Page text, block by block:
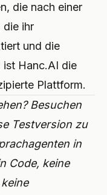
die nach einer
die ihr
und die
ist Hanc.AI die
Plattform.
Besuchen
Testversion zu
in
Code, keine